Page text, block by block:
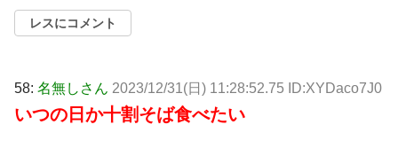
レスにコメント
58: 名無しさん 2023/12/31(日) 11:28:52.75 ID:XYDaco7J0
いつの日か十割そば食べたい